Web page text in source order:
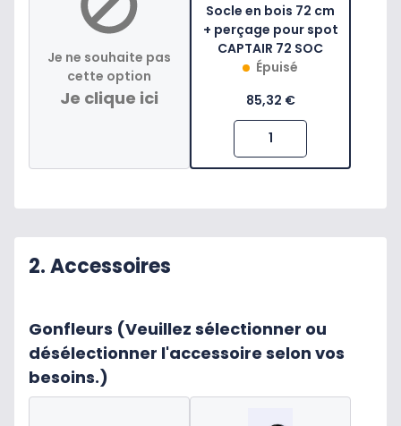
Je ne souhaite pas
cette option
Je clique ici
Socle en bois 72 cm
+ perçage pour spot
CAPTAIR 72 SOC
Épuisé
85,32 €
2. Accessoires
Gonfleurs (Veuillez sélectionner ou
désélectionner l'accessoire selon vos
besoins.)